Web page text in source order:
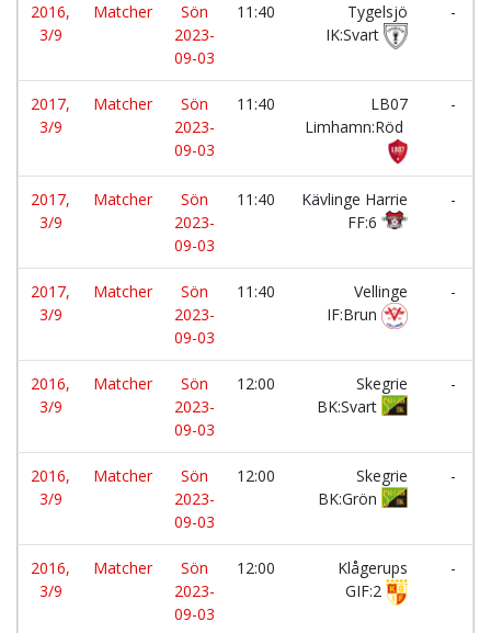
2016,
3/9
Matcher
Sön
2023-
09-03
11:40
Tygelsjö
IK:Svart
-
2017,
3/9
Matcher
Sön
2023-
09-03
11:40
LB07
Limhamn:Röd
-
2017,
3/9
Matcher
Sön
2023-
09-03
11:40
Kävlinge Harrie
FF:6
-
2017,
3/9
Matcher
Sön
2023-
09-03
11:40
Vellinge
IF:Brun
-
2016,
3/9
Matcher
Sön
2023-
09-03
12:00
Skegrie
BK:Svart
-
2016,
3/9
Matcher
Sön
2023-
09-03
12:00
Skegrie
BK:Grön
-
2016,
3/9
Matcher
Sön
2023-
09-03
12:00
Klågerups
GIF:2
-